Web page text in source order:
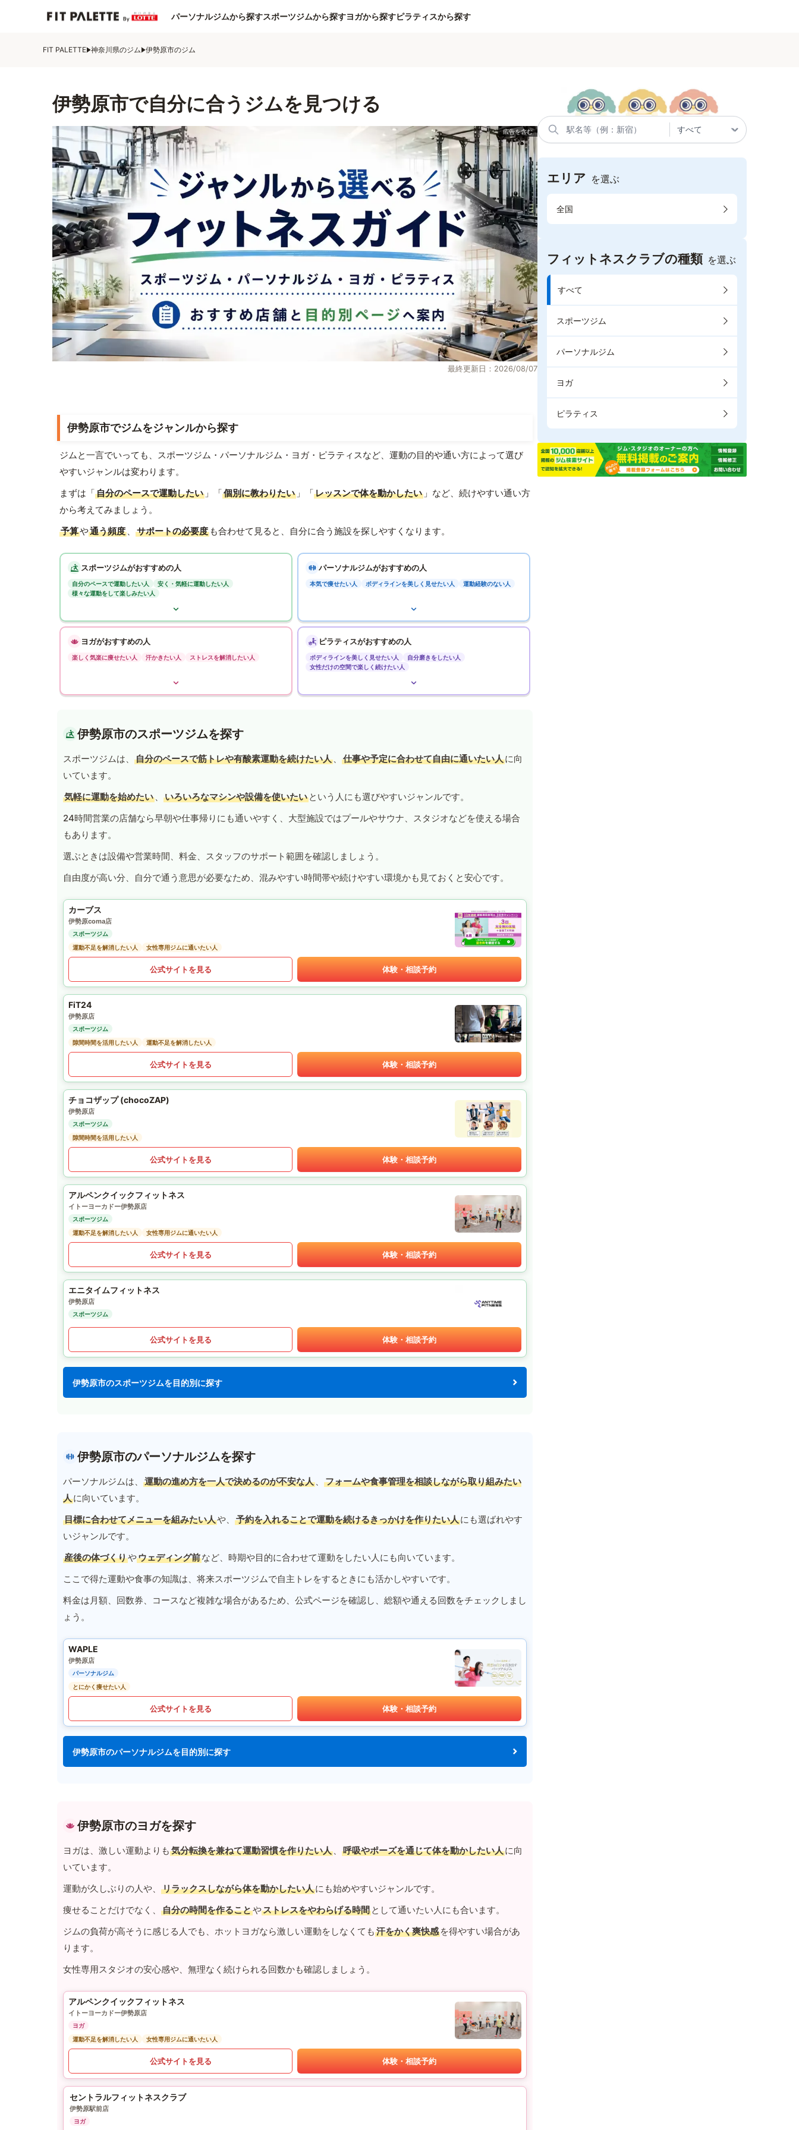
パーソナルジムから探すスポーツジムから探すヨガから探すピラティスから探す
FIT PALETTE 神奈川県のジム 伊勢原市のジム
伊勢原市で自分に合うジムを見つける
最終更新日：2026/08/07
伊勢原市でジムをジャンルから探す
ジムと一言でいっても、スポーツジム・パーソナルジム・ヨガ・ピラティスなど、運動の目的や通い方によって選び
やすいジャンルは変わります。
まずは「自分のペースで運動したい 」「個別に教わりたい 」「レッスンで体を動かしたい 」など、続けやすい通い方
から考えてみましょう。
予算や通う頻度 、 サポートの必要度 も合わせて見ると、自分に合う施設を探しやすくなります。
スポーツジムがおすすめの人
自分のペースで運動したい人
安く・気軽に運動したい人
様々な運動をして楽しみたい人
パーソナルジムがおすすめの人
本気で痩せたい人 ボディラインを美しく見せたい人 運動経験のない人
ヨガがおすすめの人
楽しく気楽に痩せたい人 汗かきたい人 ストレスを解消したい人
ピラティスがおすすめの人
ボディラインを美しく見せたい人
自分磨きをしたい人
女性だけの空間で楽しく続けたい人
伊勢原市のスポーツジムを探す
スポーツジムは、 自分のペースで筋トレや有酸素運動を続けたい人 、 仕事や予定に合わせて自由に通いたい人に向
いています。
気軽に運動を始めたい 、 いろいろなマシンや設備を使いたい という人にも選びやすいジャンルです。
24時間営業の店舗なら早朝や仕事帰りにも通いやすく、大型施設ではプールやサウナ、スタジオなどを使える場合
もあります。
選ぶときは設備や営業時間、料金、スタッフのサポート範囲を確認しましょう。
自由度が高い分、自分で通う意思が必要なため、混みやすい時間帯や続けやすい環境かも見ておくと安心です。
カーブス
伊勢原coma店
スポーツジム
運動不足を解消したい人
女性専用ジムに通いたい人
公式サイトを見る 体験・相談予約
FiT24
伊勢原店
スポーツジム
隙間時間を活用したい人
運動不足を解消したい人
公式サイトを見る 体験・相談予約
チョコザップ (chocoZAP)
伊勢原店
スポーツジム
隙間時間を活用したい人
公式サイトを見る 体験・相談予約
アルペンクイックフィットネス
イトーヨーカドー伊勢原店
スポーツジム
運動不足を解消したい人
女性専用ジムに通いたい人
公式サイトを見る 体験・相談予約
エニタイムフィットネス
伊勢原店
スポーツジム
公式サイトを見る 体験・相談予約
伊勢原市のスポーツジムを目的別に探す
伊勢原市のパーソナルジムを探す
パーソナルジムは、 運動の進め方を一人で決めるのが不安な人 、
フォームや食事管理を相談しながら取り組みたい
人に向いています。
目標に合わせてメニューを組みたい人や、 予約を入れることで運動を続けるきっかけを作りたい人にも選ばれやす
いジャンルです。
産後の体づくりやウェディング前など、時期や目的に合わせて運動をしたい人にも向いています。
ここで得た運動や食事の知識は、将来スポーツジムで自主トレをするときにも活かしやすいです。
料金は月額、回数券、コースなど複雑な場合があるため、公式ページを確認し、総額や通える回数をチェックしまし
ょう。
WAPLE
伊勢原店
パーソナルジム
とにかく痩せたい人
公式サイトを見る 体験・相談予約
伊勢原市のパーソナルジムを目的別に探す
伊勢原市のヨガを探す
ヨガは、激しい運動よりも 気分転換を兼ねて運動習慣を作りたい人 、 呼吸やポーズを通じて体を動かしたい人に向
いています。
運動が久しぶりの人や、
リラックスしながら体を動かしたい人にも始めやすいジャンルです。
痩せることだけでなく、
自分の時間を作ることやストレスをやわらげる時間 として通いたい人にも合います。
ジムの負荷が高そうに感じる人でも、ホットヨガなら激しい運動をしなくても 汗をかく爽快感 を得やすい場合があ
ります。
女性専用スタジオの安心感や、無理なく続けられる回数かも確認しましょう。
アルペンクイックフィットネス
イトーヨーカドー伊勢原店
ヨガ
運動不足を解消したい人
女性専用ジムに通いたい人
公式サイトを見る 体験・相談予約
セントラルフィットネスクラブ
伊勢原駅前店
ヨガ
エリア を選ぶ
全国
フィットネスクラブの種類 を選ぶ
すべて
スポーツジム
パーソナルジム
ヨガ
ピラティス